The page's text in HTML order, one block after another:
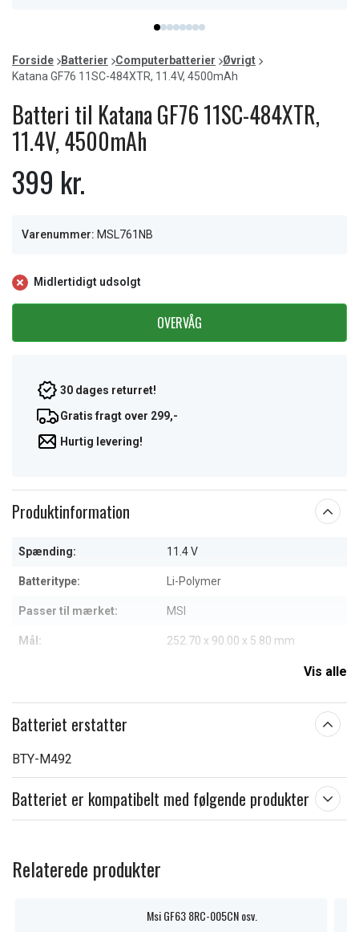
item
0
item
1
item
2
item
3
item
4
item
5
item
6
item
7
of
8
Forside Batterier Computerbatterier
Øvrigt
Katana GF76 11SC-484XTR, 11.4V, 4500mAh
Batteri til Katana GF76 11SC-484XTR,
11.4V, 4500mAh
399 kr.
Varenummer: MSL761NB
Midlertidigt udsolgt
OVERVÅG
30 dages returret!
Gratis fragt over 299,-
Hurtig levering!
Produktinformation
Spænding: 11.4 V
Batteritype: Li-Polymer
Passer til mærket: MSI
Mål: 252.70 x 90.00 x 5.80 mm
Vis alle
Batteriet erstatter
BTY-M492
Batteriet er kompatibelt med følgende produkter
Relaterede produkter
Msi GF63 8RC-005CN osv.